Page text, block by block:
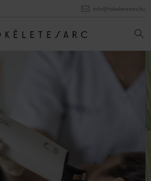
info@tokeletesarc.hu